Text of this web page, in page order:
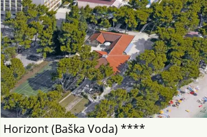
Horizont (Baška Voda) ****